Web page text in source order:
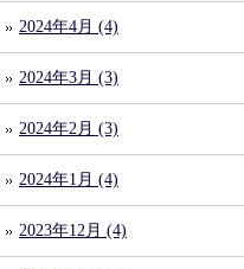
2024年4月 (4)
2024年3月 (3)
2024年2月 (3)
2024年1月 (4)
2023年12月 (4)